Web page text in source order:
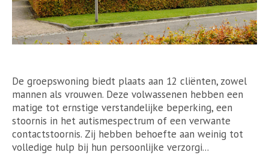
De groepswoning biedt plaats aan 12 cliënten, zowel
mannen als vrouwen. Deze volwassenen hebben een
matige tot ernstige verstandelijke beperking, een
stoornis in het autismespectrum of een verwante
contactstoornis. Zij hebben behoefte aan weinig tot
volledige hulp bij hun persoonlijke verzorgi...